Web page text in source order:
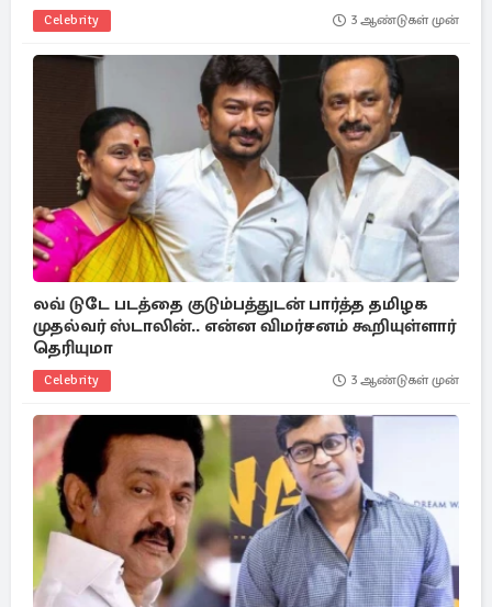
Celebrity 3 ஆண்டுகள் முன்
லவ் டுடே படத்தை குடும்பத்துடன் பார்த்த தமிழக
முதல்வர் ஸ்டாலின்.. என்ன விமர்சனம் கூறியுள்ளார்
தெரியுமா
Celebrity 3 ஆண்டுகள் முன்